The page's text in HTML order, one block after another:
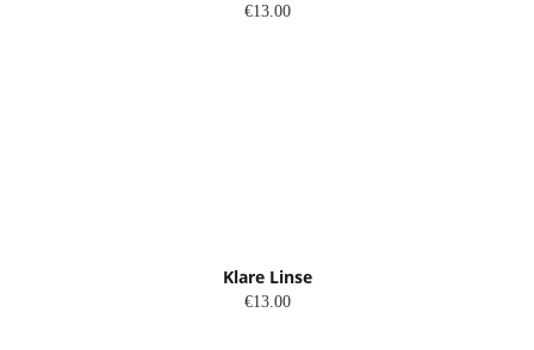
€13.00
Klare Linse
€13.00